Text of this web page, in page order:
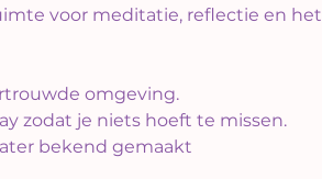
voor meditatie, reflectie en het
omgeving.
zodat je niets hoeft te missen.
bekend gemaakt